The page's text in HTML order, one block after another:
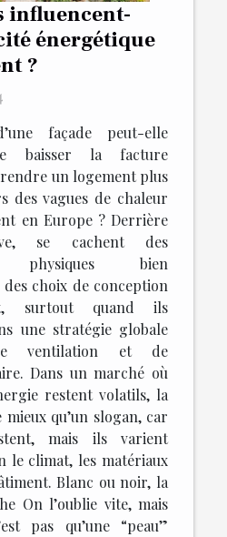
influencent-
énergétique
?
façade peut-elle
baisser la facture
un logement plus
des vagues de chaleur
en Europe ? Derrière
se cachent des
physiques bien
choix de conception
surtout quand ils
une stratégie globale
ventilation et de
Dans un marché où
restent volatils, la
qu’un slogan, car
mais ils varient
le climat, les matériaux
Blanc ou noir, la
On l’oublie vite, mais
pas qu’une “peau”